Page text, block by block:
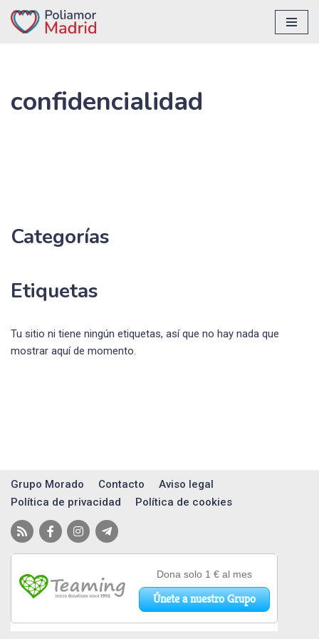
confidencialidad
Categorías
Etiquetas
Tu sitio ni tiene ningún etiquetas, así que no hay nada que
mostrar aquí de momento.
Grupo Morado Contacto
Aviso legal
Política de privacidad
Política de cookies